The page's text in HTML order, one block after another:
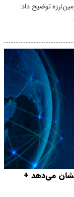
توضیح داد:
نشان می‌دهد +